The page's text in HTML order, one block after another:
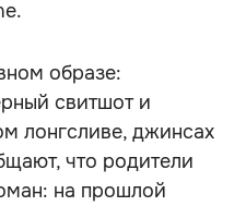
образе:
свитшот и
лонгсливе, джинсах
что родители
на прошлой